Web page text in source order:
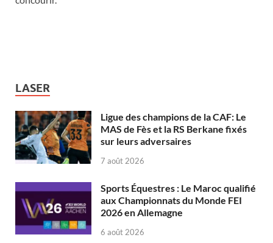
LASER
Ligue des champions de la CAF: Le
MAS de Fès et la RS Berkane fixés
sur leurs adversaires
7 août 2026
Sports Équestres : Le Maroc qualifié
aux Championnats du Monde FEI
2026 en Allemagne
6 août 2026